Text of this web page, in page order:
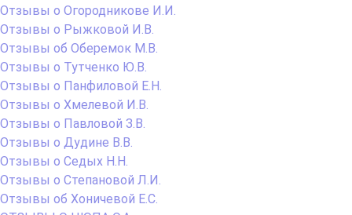
Отзывы о Огородникове И.И.
Отзывы о Рыжковой И.В.
Отзывы об Оберемок М.В.
Отзывы о Тутченко Ю.В.
Отзывы о Панфиловой Е.Н.
Отзывы о Хмелевой И.В.
Отзывы о Павловой З.В.
Отзывы о Дудине В.В.
Отзывы о Седых Н.Н.
Отзывы о Степановой Л.И.
Отзывы об Хоничевой Е.С.